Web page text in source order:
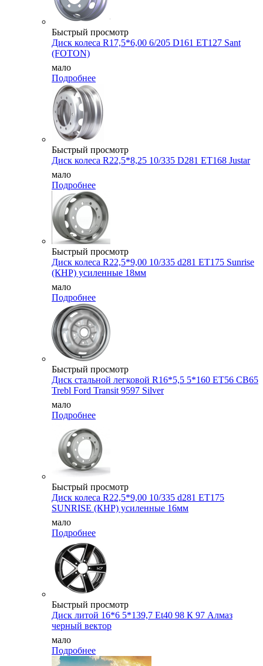
Быстрый просмотр
Диск колеса R17,5*6,00 6/205 D161 ET127 Sant
(FOTON)
мало
Подробнее
Быстрый просмотр
Диск колеса R22,5*8,25 10/335 D281 ET168 Justar
мало
Подробнее
Быстрый просмотр
Диск колеса R22,5*9,00 10/335 d281 ET175 Sunrise
(КНР) усиленные 18мм
мало
Подробнее
Быстрый просмотр
Диск стальной легковой R16*5,5 5*160 ET56 CB65
Trebl Ford Transit 9597 Silver
мало
Подробнее
Быстрый просмотр
Диск колеса R22,5*9,00 10/335 d281 ET175
SUNRISE (КНР) усиленные 16мм
мало
Подробнее
Быстрый просмотр
Диск литой 16*6 5*139,7 Et40 98 К 97 Алмаз
черный вектор
мало
Подробнее